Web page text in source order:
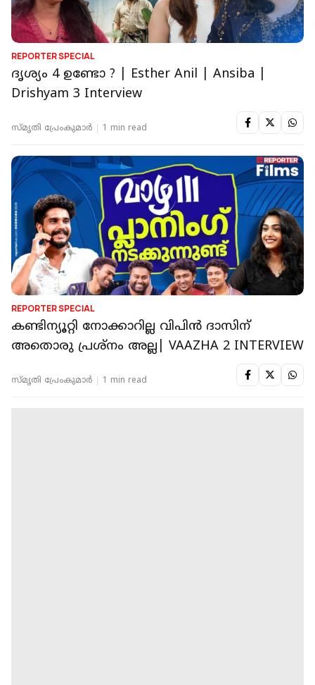
REPORTER SPECIAL
ദൃശ്യം 4 ഉണ്ടോ ? | Esther Anil | Ansiba |
Drishyam 3 Interview
സ്മൃതി പ്രേംകുമാര്‍ 1 min read
REPORTER SPECIAL
കണ്ടിന്യൂറ്റി നോക്കാറില്ല വിപിൻ ദാസിന്
അതൊരു പ്രശ്നം അല്ല| VAAZHA 2 INTERVIEW
സ്മൃതി പ്രേംകുമാര്‍ 1 min read